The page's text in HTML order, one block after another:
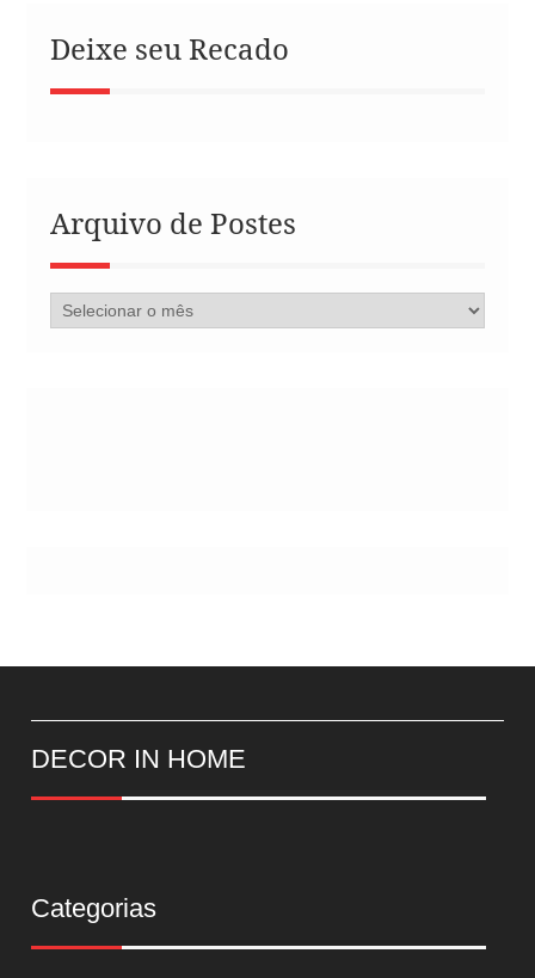
Deixe seu Recado
Arquivo de Postes
Arquivo
de
DECOR IN HOME
Categorias